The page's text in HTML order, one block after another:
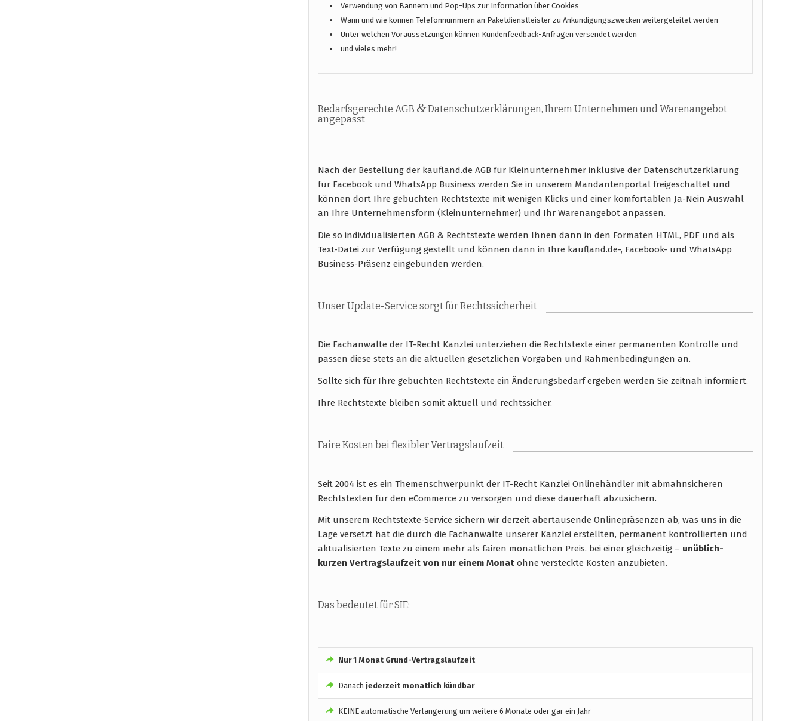
Verwendung von Bannern und Pop-Ups zur Information über Cookies
Wann und wie können Telefonnummern an Paketdienstleister zu Ankündigungszwecken weitergeleitet werden
Unter welchen Voraussetzungen können Kundenfeedback-Anfragen versendet werden
und vieles mehr!
Bedarfsgerechte AGB &Datenschutzerklärungen, Ihrem Unternehmen und Warenangebot
angepasst
Nach der Bestellung der kaufland.de AGB für Kleinunternehmer inklusive der Datenschutzerklärung
für Facebook und WhatsApp Business werden Sie in unserem Mandantenportal freigeschaltet und
können dort Ihre gebuchten Rechtstexte mit wenigen Klicks und einer komfortablen Ja-Nein Auswahl
an Ihre Unternehmensform (Kleinunternehmer) und Ihr Warenangebot anpassen.
Die so individualisierten AGB & Rechtstexte werden Ihnen dann in den Formaten HTML, PDF und als
Text-Datei zur Verfügung gestellt und können dann in Ihre kaufland.de-, Facebook- und WhatsApp
Business-Präsenz eingebunden werden.
Unser Update-Service sorgt für Rechtssicherheit
Die Fachanwälte der IT-Recht Kanzlei unterziehen die Rechtstexte einer permanenten Kontrolle und
passen diese stets an die aktuellen gesetzlichen Vorgaben und Rahmenbedingungen an.
Sollte sich für Ihre gebuchten Rechtstexte ein Änderungsbedarf ergeben werden Sie zeitnah informiert.
Ihre Rechtstexte bleiben somit aktuell und rechtssicher.
Faire Kosten bei flexibler Vertragslaufzeit
Seit 2004 ist es ein Themenschwerpunkt der IT-Recht Kanzlei Onlinehändler mit abmahnsicheren
Rechtstexten für den eCommerce zu versorgen und diese dauerhaft abzusichern.
Mit unserem Rechtstexte-Service sichern wir derzeit abertausende Onlinepräsenzen ab, was uns in die
Lage versetzt hat die durch die Fachanwälte unserer Kanzlei erstellten, permanent kontrollierten und
aktualisierten Texte zu einem mehr als fairen monatlichen Preis. bei einer gleichzeitig – unüblich-
kurzen Vertragslaufzeit von nur einem Monatohne versteckte Kosten anzubieten.
Das bedeutet für SIE:
Nur 1 Monat Grund-Vertragslaufzeit
Danach jederzeit monatlich kündbar
KEINE automatische Verlängerung um weitere 6 Monate oder gar ein Jahr